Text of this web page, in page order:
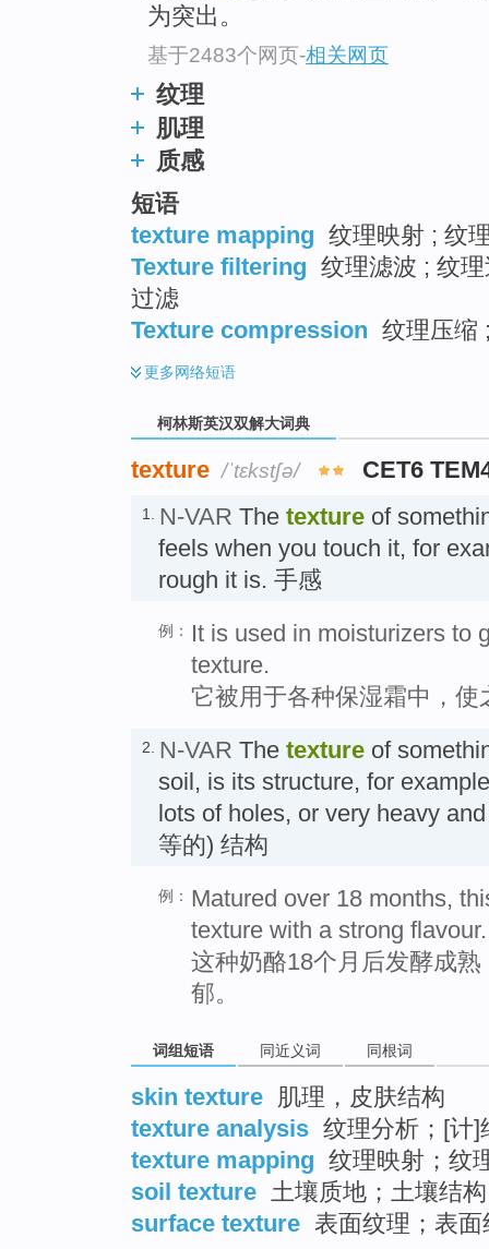
为突出。
基于2483个网页-相关网页
纹理
肌理
质感
短语
texture mapping 纹理映射 ; 纹
Texture filtering 纹理滤波 ; 纹
过滤
Texture compression 纹理压缩
更多网络短语
柯林斯英汉双解大词典
texture /ˈtɛkstʃə/ CET6
1. N-VAR The texture of
feels when you touch it, for
rough it is. 手感
例：
It is used in moisturizers to
texture.
它被用于各种保湿霜中，
2. N-VAR The texture of
soil, is its structure, for
lots of holes, or very heavy
等的) 结构
例： Matured over 18 months,
texture with a strong flavour.
这种奶酪18个月后发酵成
郁。
词组短语 同近义词 同根词
skin texture 肌理，皮肤结构
texture analysis 纹理分析；[计]
texture mapping 纹理映射；纹
soil texture 土壤质地；土壤结
surface texture 表面纹理；表